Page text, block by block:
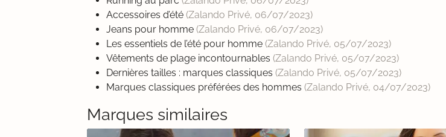
Accessoires d’été (Zalando Privé, 06/07/2023)
Jeans pour homme (Zalando Privé, 06/07/2023)
Les essentiels de l’été pour homme (Zalando Privé, 05/07/2023)
Vêtements de plage incontournables (Zalando Privé, 05/07/2023)
Dernières tailles : marques classiques (Zalando Privé, 05/07/2023)
Marques classiques préférées des hommes (Zalando Privé, 04/07/2023)
Marques similaires